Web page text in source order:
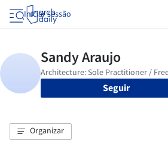
Iniciar sessão
Seguir
Organizar